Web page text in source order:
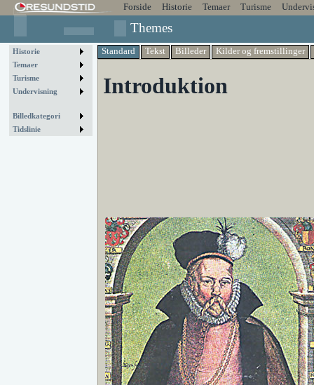
Forside Historie Temaer Turisme
Themes
Historie
Temaer
Turisme
Undervisning
Billedkategori
Tidslinie
Standard Tekst Billeder Kilder og fremstillinger
Introduktion